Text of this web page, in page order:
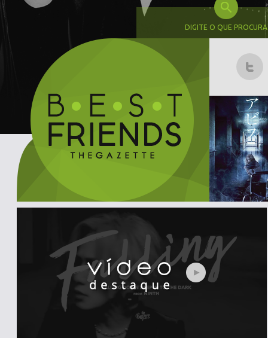
DIGITE O QUE PROCURA